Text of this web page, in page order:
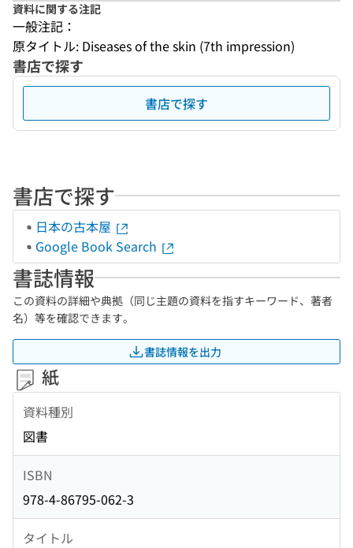
資料に関する注記
一般注記：
原タイトル: Diseases of the skin (7th impression)
書店で探す
書店で探す
書店で探す
日本の古本屋
Google Book Search
書誌情報
この資料の詳細や典拠（同じ主題の資料を指すキーワード、著者
名）等を確認できます。
書誌情報を出力
紙
資料種別
図書
ISBN
978-4-86795-062-3
タイトル